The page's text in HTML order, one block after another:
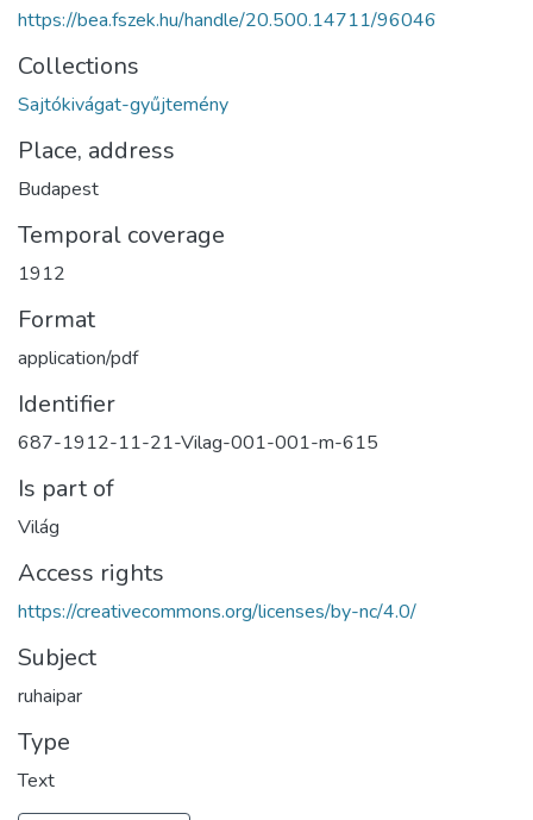
https://bea.fszek.hu/handle/20.500.14711/96046
Collections
Sajtókivágat-gyűjtemény
Place, address
Budapest
Temporal coverage
1912
Format
application/pdf
Identifier
687-1912-11-21-Vilag-001-001-m-615
Is part of
Világ
Access rights
https://creativecommons.org/licenses/by-nc/4.0/
Subject
ruhaipar
Type
Text